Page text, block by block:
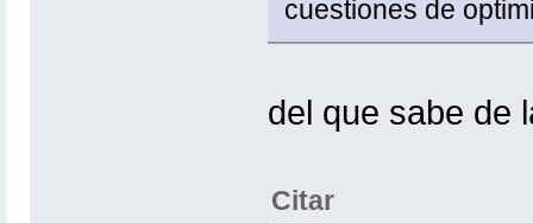
cuestiones de
del que sabe de
Citar